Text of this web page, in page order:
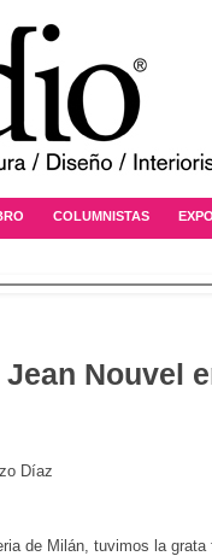
COLUMNISTAS
Nouvel
Díaz
de Milán, tuvimos la